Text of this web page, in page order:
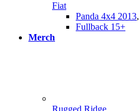
Fiat
Panda 4x4 2013,
Fullback 15+
Merch